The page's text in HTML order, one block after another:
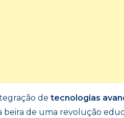
de tecnologias
beira de uma revolução